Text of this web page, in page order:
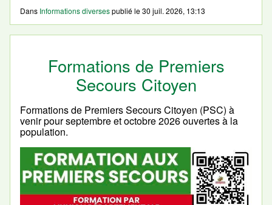
Dans Informations diversespublié le30 juil. 2026, 13:13
Formations de Premiers
Secours Citoyen
Formations de Premiers Secours Citoyen (PSC) à
venir pour septembre et octobre 2026 ouvertes à la
population.